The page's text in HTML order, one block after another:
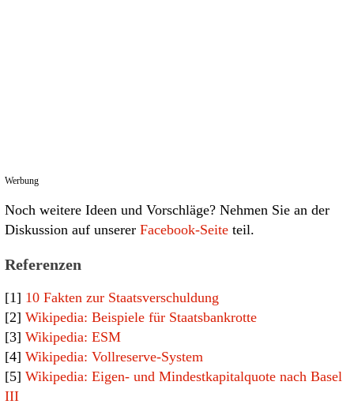
Werbung
Noch weitere Ideen und Vorschläge? Nehmen Sie an der
Diskussion auf unserer Facebook-Seite teil.
Referenzen
[1] 10 Fakten zur Staatsverschuldung
[2] Wikipedia: Beispiele für Staatsbankrotte
[3] Wikipedia: ESM
[4] Wikipedia: Vollreserve-System
[5] Wikipedia: Eigen- und Mindestkapitalquote nach Basel
III